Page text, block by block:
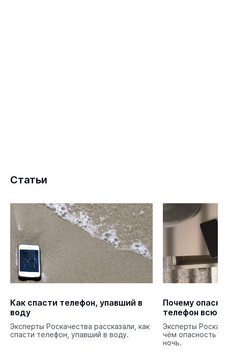
Статьи
Как спасти телефон, упавший в
воду
Эксперты Роскачества рассказали, как
спасти телефон, упавший в воду.
Почему
телефон всю
Эксперты
чём опасность
ночь.